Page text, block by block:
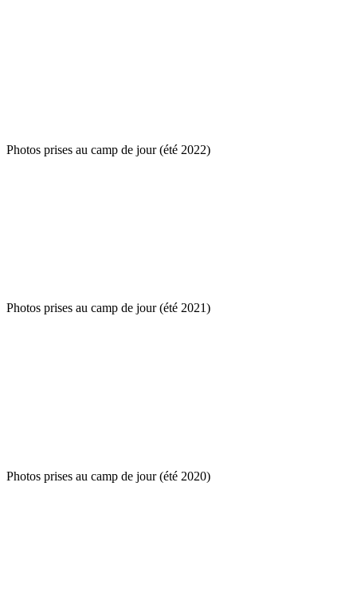
Photos prises au camp de jour (été 2022)
Photos prises au camp de jour (été 2021)
Photos prises au camp de jour (été 2020)